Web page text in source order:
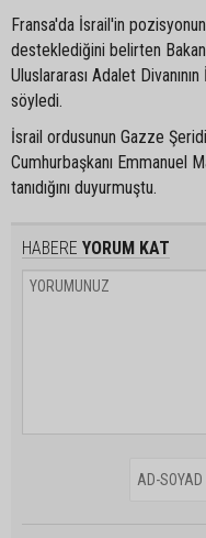
Fransa'da İsrail'in
desteklediğini belirten
Uluslararası Adalet Divanının
söyledi.
İsrail ordusunun Gazze
Cumhurbaşkanı Emmanuel
tanıdığını duyurmuştu.
HABERE YORUM KAT